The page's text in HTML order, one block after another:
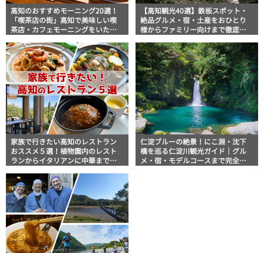
高知のおすすめモーニング20選！
「喫茶店の街」高知で美味しい喫
茶店・カフェモーニングをいただ
【高知観光40選】鉄板スポット・
絶品グルメ・宿・土産をおひとり
様からファミリー向けまで徹底解
家族で行きたい高知のレストラン
おススメ５選！植物園内のレスト
ランからイタリアンに中華まで楽
仁淀ブルーの絶景！にこ淵・沈下
橋を巡る仁淀川観光ガイド｜グル
メ・宿・モデルコースまで完全網